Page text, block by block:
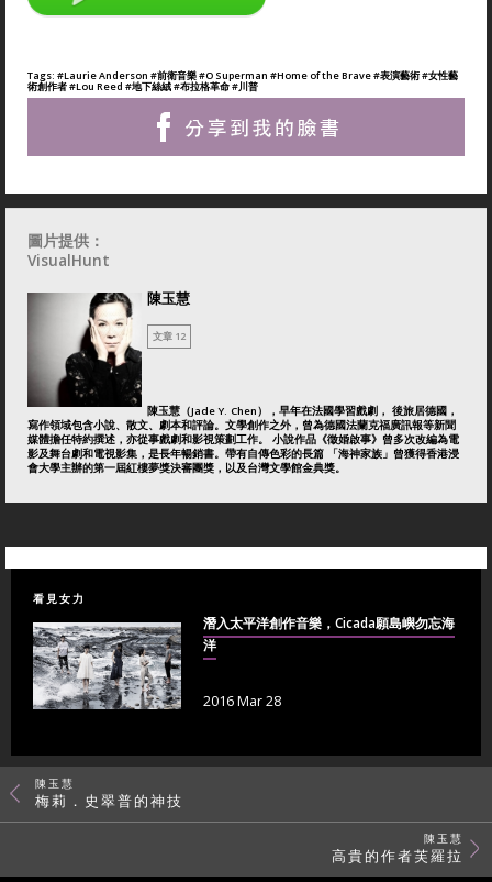
Tags: #Laurie Anderson #前衛音樂#O Superman #Home of the Brave#表演藝術#女性藝
術創作者#Lou Reed #地下絲絨#布拉格革命#川普
圖片提供：
VisualHunt
陳玉慧
文章 12
陳玉慧（Jade Y. Chen），早年在法國學習戲劇， 後旅居德國，
寫作領域包含小說、散文、劇本和評論。文學創作之外，曾為德國法蘭克福廣訊報等新聞
媒體擔任特約撰述，亦從事戲劇和影視策劃工作。 小說作品《徵婚啟事》曾多次改編為電
影及舞台劇和電視影集，是長年暢銷書。帶有自傳色彩的長篇 「海神家族」曾獲得香港浸
會大學主辦的第一屆紅樓夢獎決審團獎，以及台灣文學館金典獎。
看見女力
潛入太平洋創作音樂，Cicada願島嶼勿忘海
洋
2016 Mar 28
陳玉慧
梅莉．史翠普的神技
陳玉慧
高貴的作者芙羅拉